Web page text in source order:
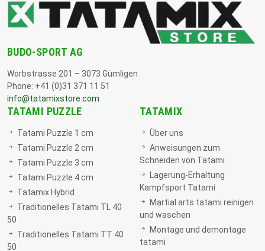
BUDO-SPORT AG
Worbstrasse 201 – 3073 Gümligen
Phone: +41 (0)31 371 11 51
info@tatamixstore.com
TATAMI PUZZLE
Tatami Puzzle 1 cm
Tatami Puzzle 2 cm
Tatami Puzzle 3 cm
Tatami Puzzle 4 cm
Tatamix Hybrid
Traditionelles Tatami TL 40
50
Traditionelles Tatami TT 40
50
TATAMIX
Über uns
Anweisungen zum
Schneiden von Tatami
Lagerung-Erhaltung
Kampfsport Tatami
Martial arts tatami reinigen
und waschen
Montage und demontage
tatami